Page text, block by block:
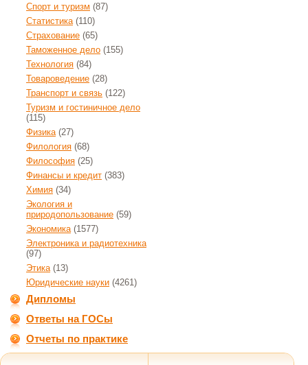
Спорт и туризм (87)
Статистика(110)
Страхование (65)
Таможенное дело (155)
Технология (84)
Товароведение (28)
Транспорт и связь (122)
Туризм и гостиничное дело
(115)
Физика(27)
Филология (68)
Философия (25)
Финансы и кредит (383)
Химия (34)
Экология и
природопользование (59)
Экономика(1577)
Электроника и радиотехника
(97)
Этика(13)
Юридические науки (4261)
Дипломы
Ответы на ГОСы
Отчеты по практике